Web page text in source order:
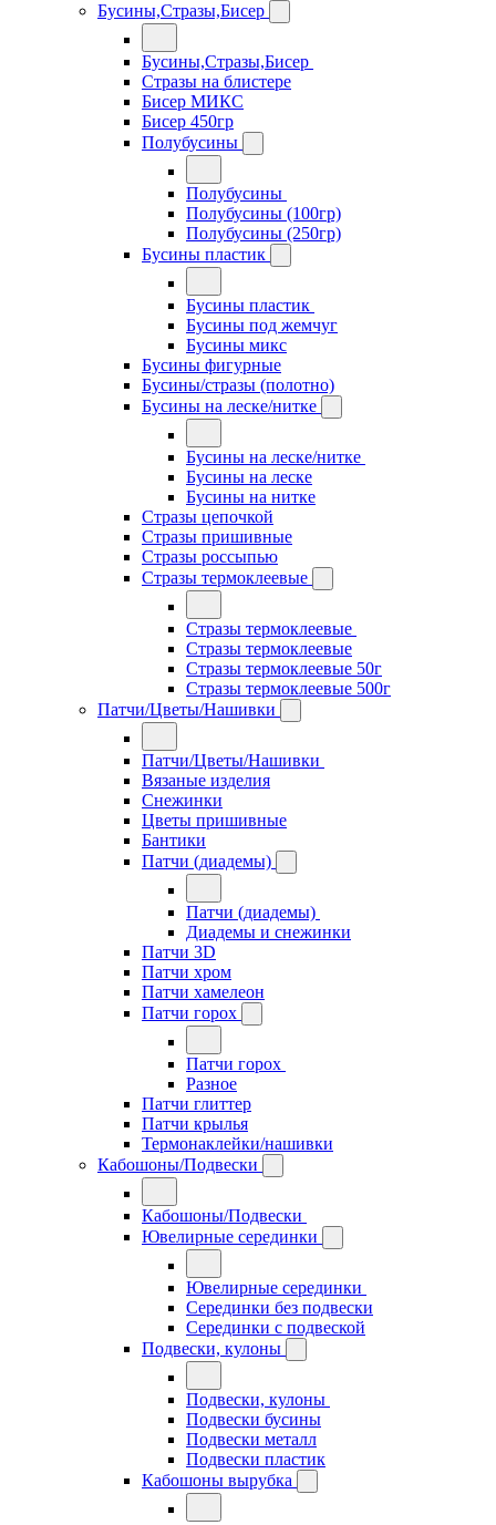
Бусины,Стразы,Бисер
Бусины,Стразы,Бисер
Стразы на блистере
Бисер МИКС
Бисер 450гр
Полубусины
Полубусины
Полубусины (100гр)
Полубусины (250гр)
Бусины пластик
Бусины пластик
Бусины под жемчуг
Бусины микс
Бусины фигурные
Бусины/стразы (полотно)
Бусины на леске/нитке
Бусины на леске/нитке
Бусины на леске
Бусины на нитке
Стразы цепочкой
Стразы пришивные
Стразы россыпью
Стразы термоклеевые
Стразы термоклеевые
Стразы термоклеевые
Стразы термоклеевые 50г
Стразы термоклеевые 500г
Патчи/Цветы/Нашивки
Патчи/Цветы/Нашивки
Вязаные изделия
Снежинки
Цветы пришивные
Бантики
Патчи (диадемы)
Патчи (диадемы)
Диадемы и снежинки
Патчи 3D
Патчи хром
Патчи хамелеон
Патчи горох
Патчи горох
Разное
Патчи глиттер
Патчи крылья
Термонаклейки/нашивки
Кабошоны/Подвески
Кабошоны/Подвески
Ювелирные серединки
Ювелирные серединки
Серединки без подвески
Серединки с подвеской
Подвески, кулоны
Подвески, кулоны
Подвески бусины
Подвески металл
Подвески пластик
Кабошоны вырубка